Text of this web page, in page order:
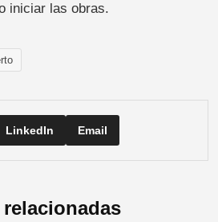
iniciar las obras.
LinkedIn Email